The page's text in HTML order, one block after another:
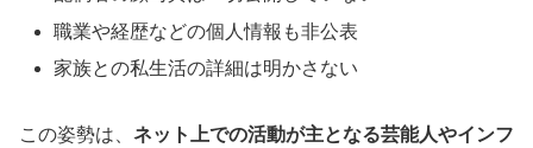
職業や経歴などの個人情報も非公表
家族との私生活の詳細は明かさない
この姿勢は、 ネット上での活動が主となる芸能人やインフ